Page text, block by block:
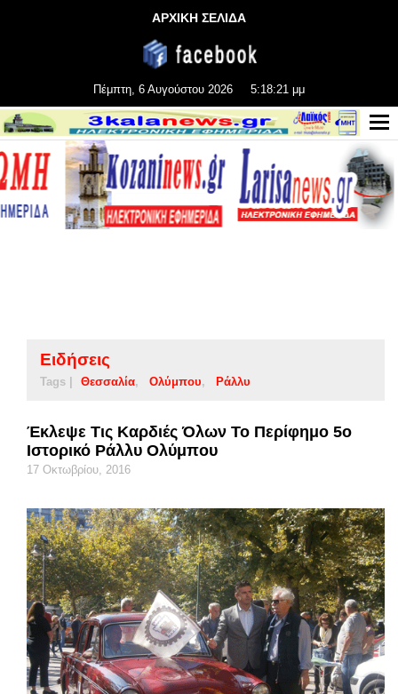
ΑΡΧΙΚΗ ΣΕΛΙΔΑ
Πέμπτη, 6 Αυγούστου 2026 5:18:22 μμ
Ειδήσεις
Tags | Θεσσαλία Ολύμπου Ράλλυ
Έκλεψε Τις Καρδιές Όλων Το Περίφημο 5ο
Ιστορικό Ράλλυ Ολύμπου
17 Οκτωβρίου, 2016